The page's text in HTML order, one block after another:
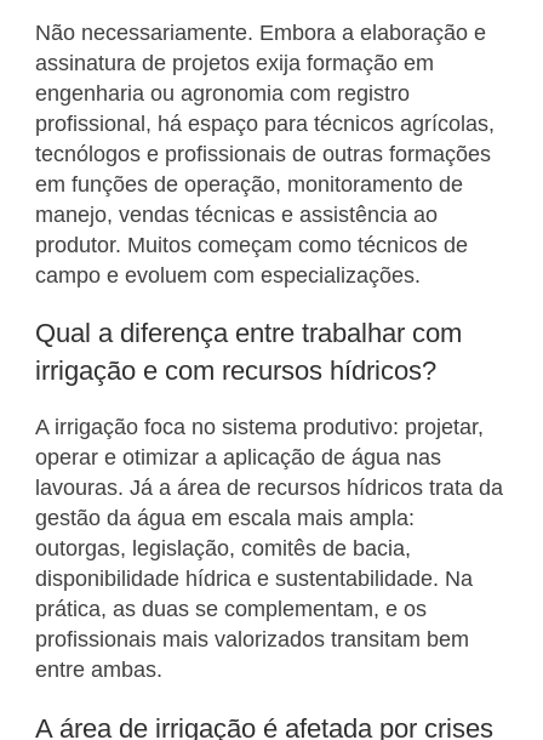
Não necessariamente. Embora a elaboração e
assinatura de projetos exija formação em
engenharia ou agronomia com registro
profissional, há espaço para técnicos agrícolas,
tecnólogos e profissionais de outras formações
em funções de operação, monitoramento de
manejo, vendas técnicas e assistência ao
produtor. Muitos começam como técnicos de
campo e evoluem com especializações.
Qual a diferença entre trabalhar com
irrigação e com recursos hídricos?
A irrigação foca no sistema produtivo: projetar,
operar e otimizar a aplicação de água nas
lavouras. Já a área de recursos hídricos trata da
gestão da água em escala mais ampla:
outorgas, legislação, comitês de bacia,
disponibilidade hídrica e sustentabilidade. Na
prática, as duas se complementam, e os
profissionais mais valorizados transitam bem
entre ambas.
A área de irrigação é afetada por crises